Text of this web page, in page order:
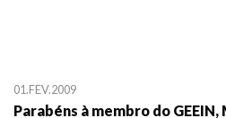
01.FEV.2009
Parabéns à membro do